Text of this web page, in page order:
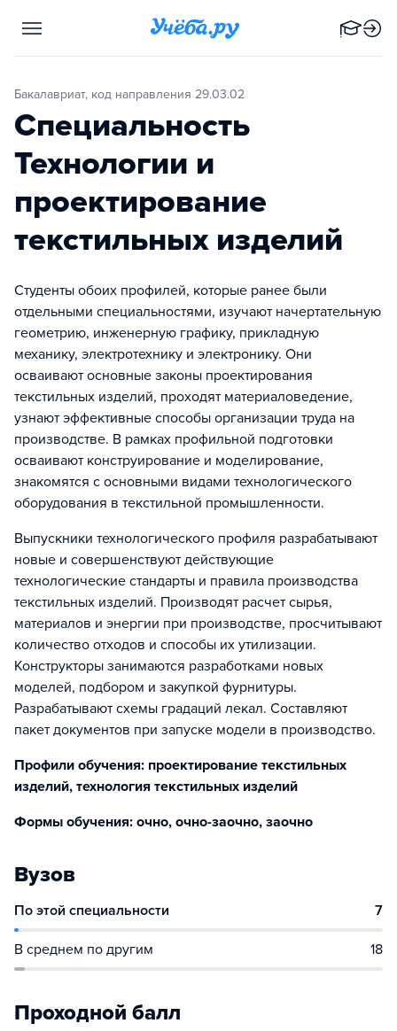
Бакалавриат, код направления 29.03.02
Специальность
Технологии и
проектирование
текстильных изделий
Студенты обоих профилей, которые ранее были
отдельными специальностями, изучают начертательную
геометрию, инженерную графику, прикладную
механику, электротехнику и электронику. Они
осваивают основные законы проектирования
текстильных изделий, проходят материаловедение,
узнают эффективные способы организации труда на
производстве. В рамках профильной подготовки
осваивают конструирование и моделирование,
знакомятся с основными видами технологического
оборудования в текстильной промышленности.
Выпускники технологического профиля разрабатывают
новые и совершенствуют действующие
технологические стандарты и правила производства
текстильных изделий. Производят расчет сырья,
материалов и энергии при производстве, просчитывают
количество отходов и способы их утилизации.
Конструкторы занимаются разработками новых
моделей, подбором и закупкой фурнитуры.
Разрабатывают схемы градаций лекал. Составляют
пакет документов при запуске модели в производство.
Профили обучения: проектирование текстильных
изделий, технология текстильных изделий
Формы обучения: очно, очно-заочно, заочно
Вузов
По этой специальности 7
В среднем по другим 18
Проходной балл